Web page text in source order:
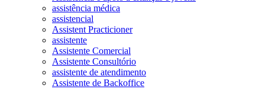
assistência médica
assistencial
Assistent Practicioner
assistente
Assistente Comercial
Assistente Consultório
assistente de atendimento
Assistente de Backoffice